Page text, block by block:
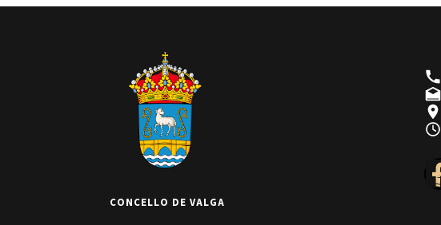
CONCELLO DE VALGA